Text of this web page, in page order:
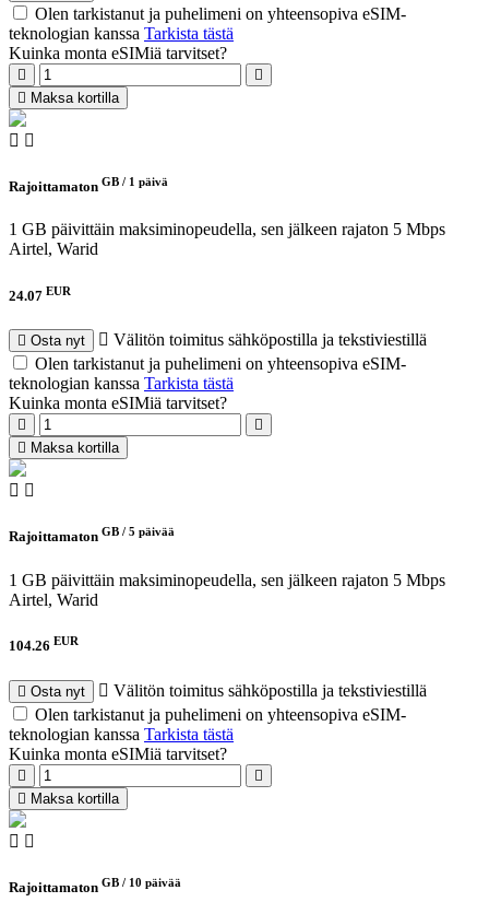
Olen tarkistanut ja puhelimeni on yhteensopiva eSIM-
teknologian kanssa Tarkista tästä
Kuinka monta eSIMiä tarvitset?
Maksa kortilla
Rajoittamaton GB / 1 päivä
1 GB päivittäin maksiminopeudella, sen jälkeen rajaton 5 Mbps
Airtel, Warid
24.07 EUR
Osta nyt
Välitön toimitus sähköpostilla ja tekstiviestillä
Olen tarkistanut ja puhelimeni on yhteensopiva eSIM-
teknologian kanssa Tarkista tästä
Kuinka monta eSIMiä tarvitset?
Maksa kortilla
Rajoittamaton GB / 5 päivää
1 GB päivittäin maksiminopeudella, sen jälkeen rajaton 5 Mbps
Airtel, Warid
104.26 EUR
Osta nyt
Välitön toimitus sähköpostilla ja tekstiviestillä
Olen tarkistanut ja puhelimeni on yhteensopiva eSIM-
teknologian kanssa Tarkista tästä
Kuinka monta eSIMiä tarvitset?
Maksa kortilla
Rajoittamaton GB / 10 päivää